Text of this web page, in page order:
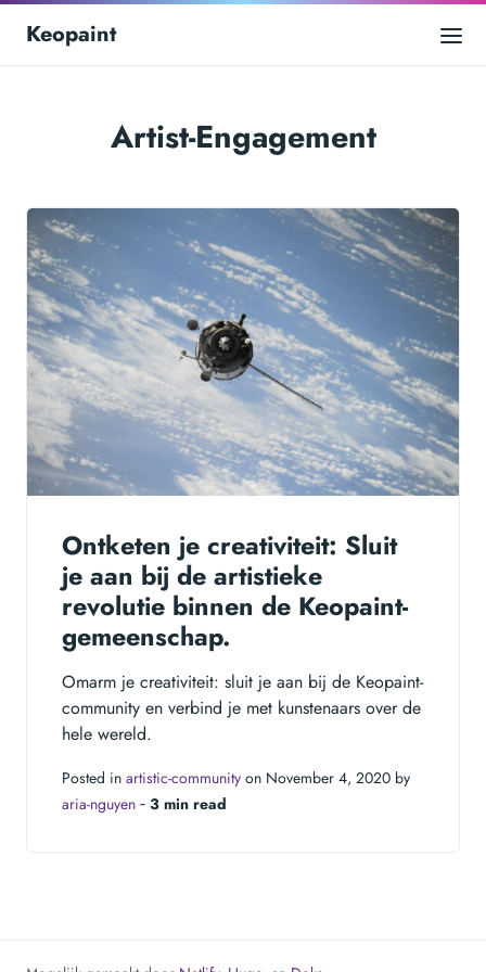
Keopaint
Artist-Engagement
Ontketen je creativiteit: Sluit
je aan bij de artistieke
revolutie binnen de Keopaint-
gemeenschap.
Omarm je creativiteit: sluit je aan bij de Keopaint-
community en verbind je met kunstenaars over de
hele wereld.
Posted in artistic-community on November 4, 2020 by
aria-nguyen ‐ 3 min read